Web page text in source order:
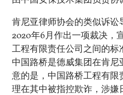
肯尼亚律师协会的类似诉
2020年6月作出一项裁决，
工程有限责任公司之间的标
中国路桥是德威集团在肯尼
意的是，中国路桥工程有
理在其中被指控欺诈，涉嫌